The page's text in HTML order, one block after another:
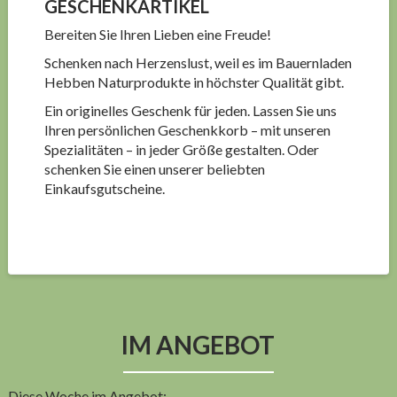
GESCHENKARTIKEL
Bereiten Sie Ihren Lieben eine Freude!
Schenken nach Herzenslust, weil es im Bauernladen
Hebben Naturprodukte in höchster Qualität gibt.
Ein originelles Geschenk für jeden. Lassen Sie uns
Ihren persönlichen Geschenkkorb – mit unseren
Spezialitäten – in jeder Größe gestalten. Oder
schenken Sie einen unserer beliebten
Einkaufsgutscheine.
IM ANGEBOT